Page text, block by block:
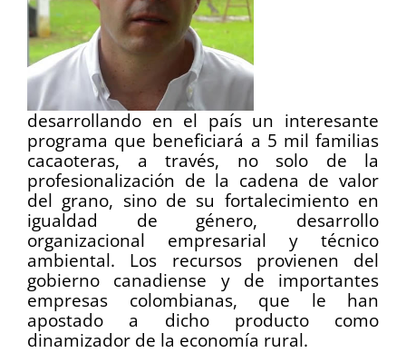
desarrollando en el país un interesante
programa que beneficiará a 5 mil familias
cacaoteras, a través, no solo de la
profesionalización de la cadena de valor
del grano, sino de su fortalecimiento en
igualdad de género, desarrollo
organizacional empresarial y técnico
ambiental. Los recursos provienen del
gobierno canadiense y de importantes
empresas colombianas, que le han
apostado a dicho producto como
dinamizador de la economía rural.